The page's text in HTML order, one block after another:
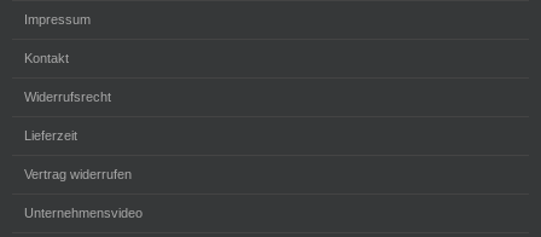
Impressum
Kontakt
Widerrufsrecht
Lieferzeit
Vertrag widerrufen
Unternehmensvideo